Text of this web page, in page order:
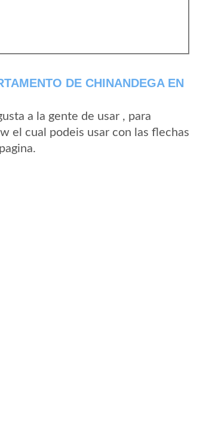
DE CHINANDEGA EN
a la gente de usar , para
el cual podeis usar con las flechas